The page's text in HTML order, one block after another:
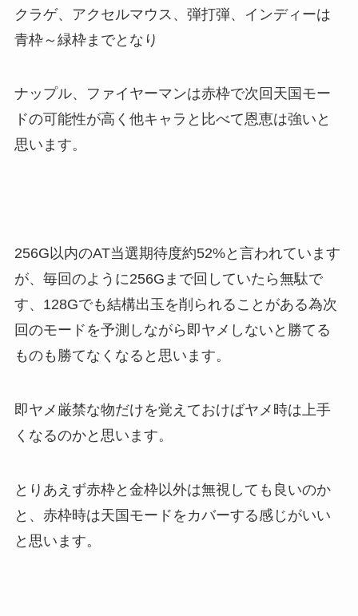
クラゲ、アクセルマウス、弾打弾、インディーは
青枠～緑枠までとなり
ナップル、ファイヤーマンは赤枠で次回天国モー
ドの可能性が高く他キャラと比べて恩恵は強いと
思います。
256G以内のAT当選期待度約52%と言われています
が、毎回のように256Gまで回していたら無駄で
す、128Gでも結構出玉を削られることがある為次
回のモードを予測しながら即ヤメしないと勝てる
ものも勝てなくなると思います。
即ヤメ厳禁な物だけを覚えておけばヤメ時は上手
くなるのかと思います。
とりあえず赤枠と金枠以外は無視しても良いのか
と、赤枠時は天国モードをカバーする感じがいい
と思います。